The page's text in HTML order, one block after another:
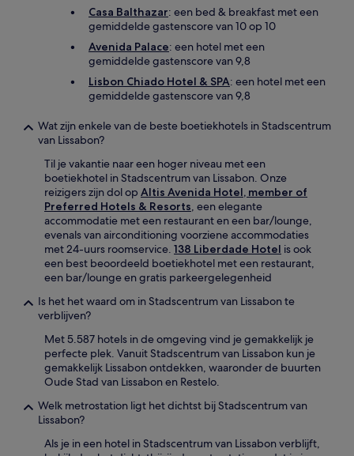
Casa Balthazar: een bed & breakfast met een
gemiddelde gastenscore van 10 op 10
Avenida Palace: een hotel met een
gemiddelde gastenscore van 9,8
Lisbon Chiado Hotel & SPA: een hotel met een
gemiddelde gastenscore van 9,8
Wat zijn enkele van de beste boetiekhotels in Stadscentrum
van Lissabon?
Til je vakantie naar een hoger niveau met een
boetiekhotel in Stadscentrum van Lissabon. Onze
reizigers zijn dol op Altis Avenida Hotel, member of
Preferred Hotels & Resorts, een elegante
accommodatie met een restaurant en een bar/lounge,
evenals van airconditioning voorziene accommodaties
met 24-uurs roomservice. 138 Liberdade Hotel is ook
een best beoordeeld boetiekhotel met een restaurant,
een bar/lounge en gratis parkeergelegenheid
Is het het waard om in Stadscentrum van Lissabon te
verblijven?
Met 5.587 hotels in de omgeving vind je gemakkelijk je
perfecte plek. Vanuit Stadscentrum van Lissabon kun je
gemakkelijk Lissabon ontdekken, waaronder de buurten
Oude Stad van Lissabon en Restelo.
Welk metrostation ligt het dichtst bij Stadscentrum van
Lissabon?
Als je in een hotel in Stadscentrum van Lissabon verblijft,